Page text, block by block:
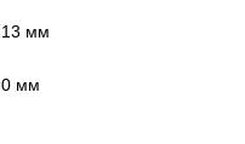
мм
мм